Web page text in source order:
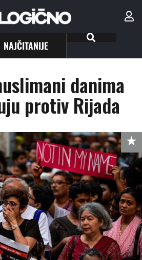
NAJČITANIJE
danima
protiv Rijada